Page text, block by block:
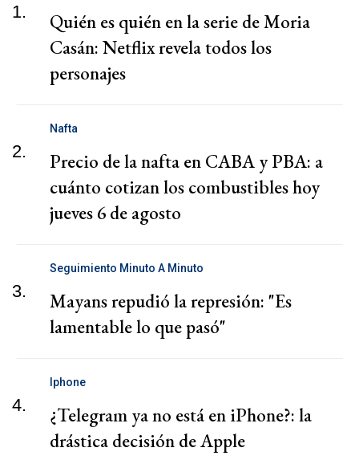
1.
Quién es quién en la serie de Moria
Casán: Netflix revela todos los
personajes
2.
Nafta
Precio de la nafta en CABA y PBA: a
cuánto cotizan los combustibles hoy
jueves 6 de agosto
3.
Seguimiento Minuto A Minuto
Mayans repudió la represión: "Es
lamentable lo que pasó"
4.
Iphone
¿Telegram ya no está en iPhone?: la
drástica decisión de Apple